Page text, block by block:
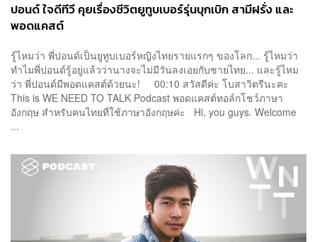
ปอนด์ ใจดีทีวี คุยเรื่องชีวิตยูทูบเบอร์รุ่นบุกเบิก สามีฝรั่ง และ
พอดแคสต์
รู้ไหมว่า พี่ปอนด์เป็นยูทูบเบอร์หญิงไทยรายแรกๆ ของโลก... รู้ไหมว่า
ทำไมพี่ปอนด์รู้อยู่แล้วว่านางจะไม่มีวันลงเอยกับชายไทย... และรู้ไหม
ว่า พี่ปอนด์มีพอดแคสต์ด้วยนะ! 00:10 สวัสดีค่ะ โบสาวิตรีนะคะ
This is WE NEED TO TALK Podcast พอดแคสต์ทอล์กโชว์ภาษา
อังกฤษ สำหรับคนไทยที่ใช้ภาษาอังกฤษค่ะ Hi, you guys. Welcome
...